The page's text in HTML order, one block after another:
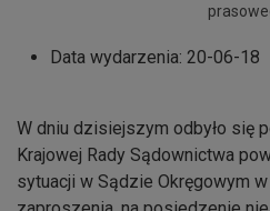
Data wydarzenia: 20-06-18
W dniu dzisiejszym odbyło się
Krajowej Rady Sądownictwa
sytuacji w Sądzie Okręgowym